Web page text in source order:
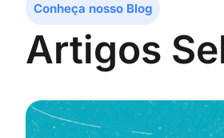
Conheça nosso Blog
Artigos